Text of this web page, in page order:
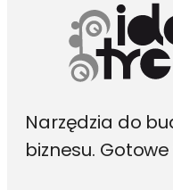
Narzędzia do
biznesu.